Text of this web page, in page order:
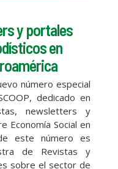
y portales
en
número especial
dedicado en
newsletters y
Economía Social en
este número es
de Revistas y
sobre el sector de